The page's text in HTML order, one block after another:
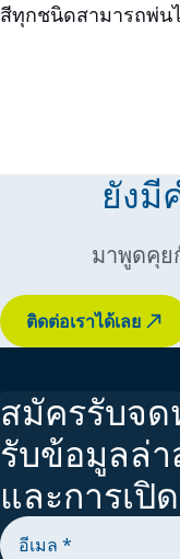
สีทุกชนิดสามารถพ่น
ยังมี
มาพูดคุย
ติดต่อเราได้เลย
สมัครรับจด
รับข้อมูลล่า
และการเปิ